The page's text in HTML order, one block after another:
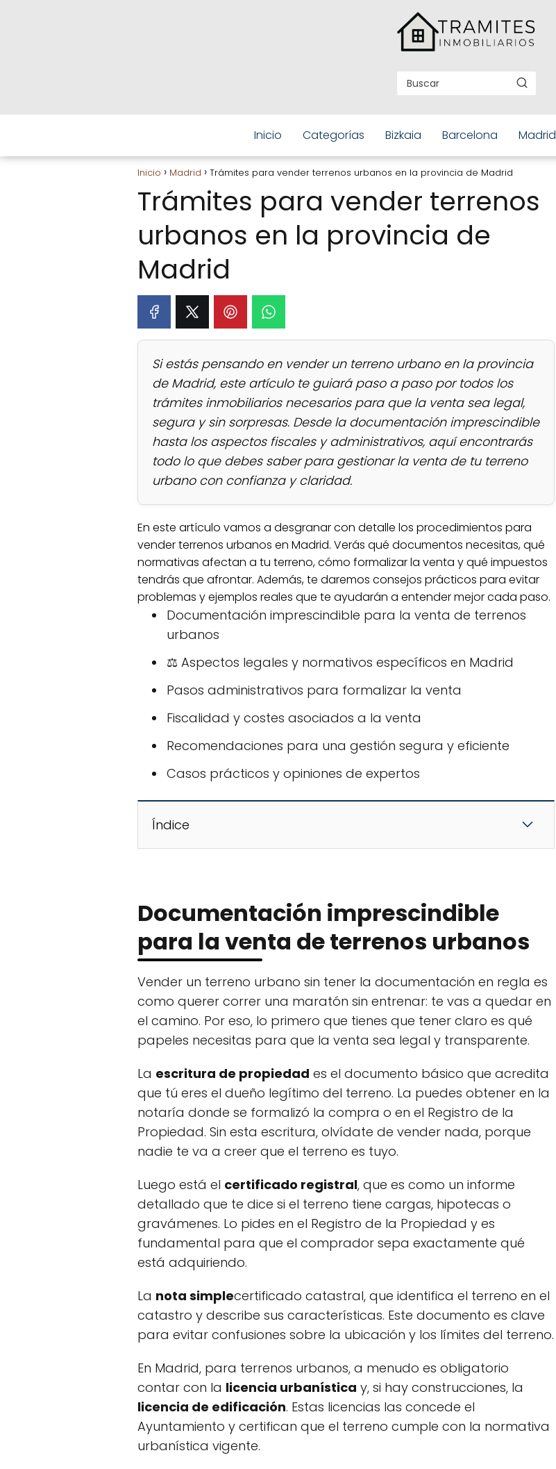
Inicio Categorías Bizkaia Barcelona Madrid
Inicio Madrid Trámites para vender terrenos urbanos en la provincia de Madrid
Trámites para vender terrenos
urbanos en la provincia de
Madrid
Si estás pensando en vender un terreno urbano en la provincia
de Madrid, este artículo te guiará paso a paso por todos los
trámites inmobiliarios necesarios para que la venta sea legal,
segura y sin sorpresas. Desde la documentación imprescindible
hasta los aspectos fiscales y administrativos, aquí encontrarás
todo lo que debes saber para gestionar la venta de tu terreno
urbano con confianza y claridad.
En este artículo vamos a desgranar con detalle los procedimientos para
vender terrenos urbanos en Madrid. Verás qué documentos necesitas, qué
normativas afectan a tu terreno, cómo formalizar la venta y qué impuestos
tendrás que afrontar. Además, te daremos consejos prácticos para evitar
problemas y ejemplos reales que te ayudarán a entender mejor cada paso.
Documentación imprescindible para la venta de terrenos
urbanos
⚖️ Aspectos legales y normativos específicos en Madrid
Pasos administrativos para formalizar la venta
Fiscalidad y costes asociados a la venta
Recomendaciones para una gestión segura y eficiente
Casos prácticos y opiniones de expertos
Índice
Documentación imprescindible
para la venta de terrenos urbanos
Vender un terreno urbano sin tener la documentación en regla es
como querer correr una maratón sin entrenar: te vas a quedar en
el camino. Por eso, lo primero que tienes que tener claro es qué
papeles necesitas para que la venta sea legal y transparente.
La escritura de propiedad es el documento básico que acredita
que tú eres el dueño legítimo del terreno. La puedes obtener en la
notaría donde se formalizó la compra o en el Registro de la
Propiedad. Sin esta escritura, olvídate de vender nada, porque
nadie te va a creer que el terreno es tuyo.
Luego está el certificado registral, que es como un informe
detallado que te dice si el terreno tiene cargas, hipotecas o
gravámenes. Lo pides en el Registro de la Propiedad y es
fundamental para que el comprador sepa exactamente qué
está adquiriendo.
La nota simplecertificado catastral, que identifica el terreno en el
catastro y describe sus características. Este documento es clave
para evitar confusiones sobre la ubicación y los límites del terreno.
En Madrid, para terrenos urbanos, a menudo es obligatorio
contar con la licencia urbanística y, si hay construcciones, la
licencia de edificación. Estas licencias las concede el
Ayuntamiento y certifican que el terreno cumple con la normativa
urbanística vigente.